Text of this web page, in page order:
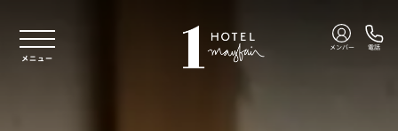
メニュー
メンバー 電話